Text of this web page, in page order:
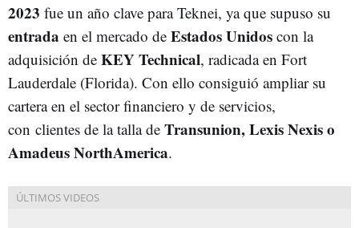
2023 fue un año clave para Teknei, ya que supuso su
entrada en el mercado de Estados Unidos con la
adquisición de KEY Technical, radicada en Fort
Lauderdale (Florida). Con ello consiguió ampliar su
cartera en el sector financiero y de servicios,
con clientes de la talla de Transunion, Lexis Nexis o
Amadeus NorthAmerica.